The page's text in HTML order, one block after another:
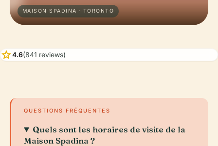
MAISON SPADINA · TORONTO
star4.6(841 reviews)
QUESTIONS FRÉQUENTES
Quels sont les horaires de visite de la
Maison Spadina ?